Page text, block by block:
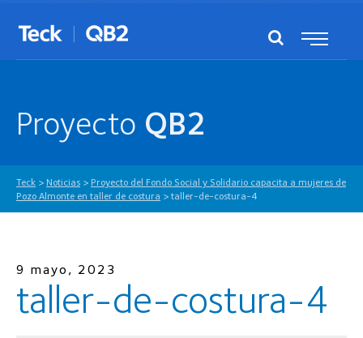
Proyecto QB2
Teck > Noticias > Proyecto del Fondo Social y Solidario capacita a mujeres de
Pozo Almonte en taller de costura > taller-de-costura-4
9 mayo, 2023
taller-de-costura-4